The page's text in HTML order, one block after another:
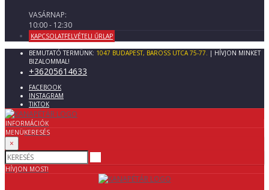
VASÁRNAP:
10:00 - 12:30
KAPCSOLATFELVÉTELI ŰRLAP
BEMUTATÓ TERMÜNK: 1047 BUDAPEST, BAROSS UTCA 75-77.
| HÍVJON MINKET
BIZALOMMAL!
+36205614633
FACEBOOK
INSTAGRAM
TIKTOK
INFORMÁCIÓK
MENÜKERESÉS
×
HÍVJON MOST!